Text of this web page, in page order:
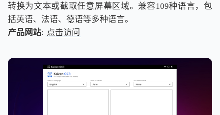
转换为文本或截取任意屏幕区域。兼容109种语言，包
括英语、法语、德语等多种语言。
产品网站: 点击访问